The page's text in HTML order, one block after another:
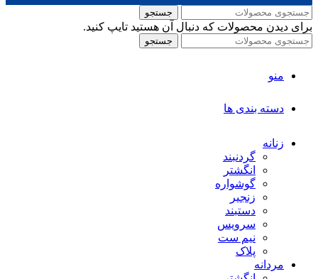
جستجو
برای دیدن محصولات که دنبال آن هستید تایپ کنید.
جستجو
منو
دسته بندی ها
زنانه
گردنبند
انگشتر
گوشواره
زنجیر
دستبند
سرویس
نیم ست
پلاک
مردانه